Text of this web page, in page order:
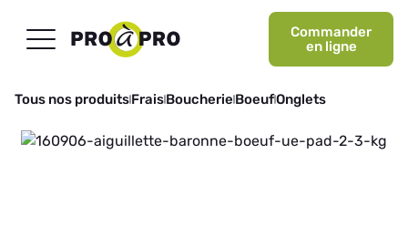
Commander
en ligne
Tous nos produitsFraisBoucherie BoeufOnglets